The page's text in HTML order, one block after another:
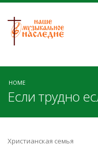
HOME
Если трудно
Христианская семья